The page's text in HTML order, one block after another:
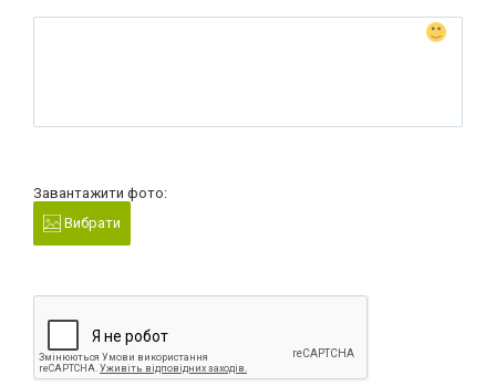
Завантажити фото:
Вибрати